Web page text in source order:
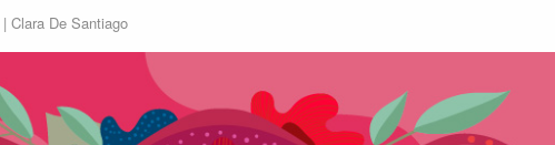
| Clara De Santiago